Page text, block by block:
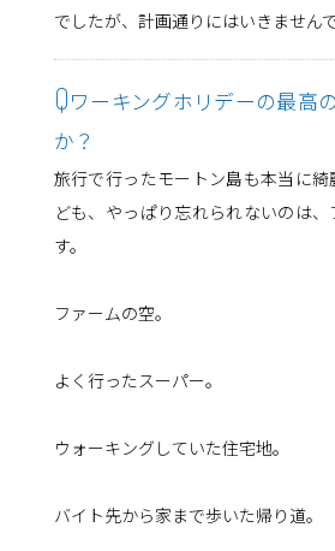
でしたが、計画通りにはいきません
Qワーキングホリデーの最高
か？
旅行で行ったモートン島も本当に
ども、やっぱり忘れられないのは
す。
ファームの空。
よく行ったスーパー。
ウォーキングしていた住宅地。
バイト先から家まで歩いた帰り道。